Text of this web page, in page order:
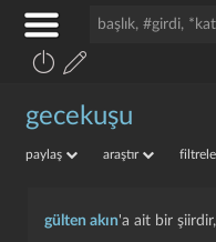
gecekuşu
paylaş araştır filtrele
gülten akın'a ait bir şiirdir,